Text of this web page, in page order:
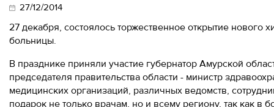
27/12/2014
27 декабря, состоялось торжественное открытие нового
больницы.
В празднике приняли участие губернатор Амурской
председателя правительства области - министр
медицинских организаций, различных ведомств,
подарок не только врачам, но и всему региону, так как в